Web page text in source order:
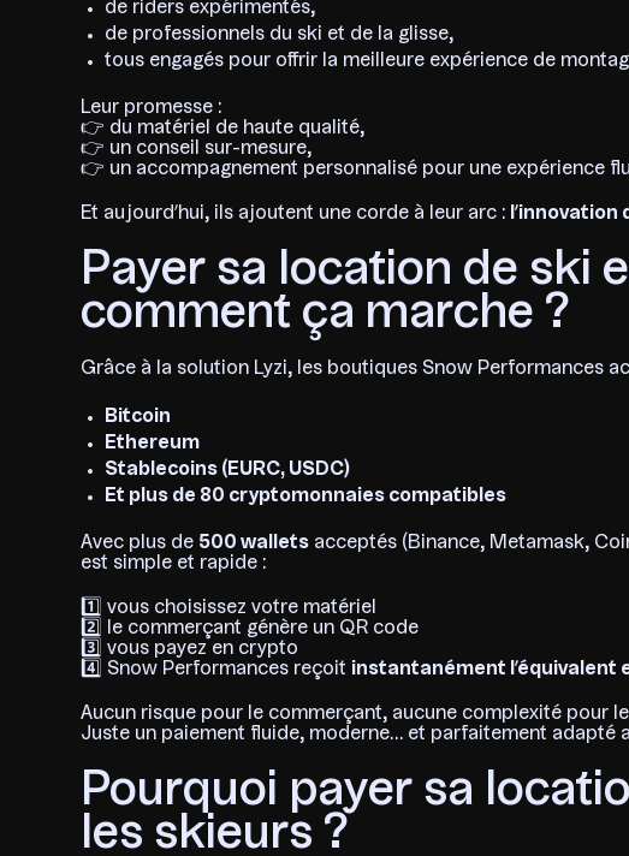
de riders expérimentés,
de professionnels du ski et de la glisse,
tous engagés pour offrir la meilleure expérience de
Leur promesse :
👉 du matériel de haute qualité,
👉 un conseil sur-mesure,
👉 un accompagnement personnalisé pour une expérience
Et aujourd’hui, ils ajoutent une corde à leur arc : l’innovation
Payer sa location de ski
comment ça marche ?
Grâce à la solution Lyzi, les boutiques Snow Performances
Bitcoin
Ethereum
Stablecoins (EURC, USDC)
Et plus de 80 cryptomonnaies compatibles
Avec plus de 500 wallets acceptés (Binance, Metamask,
est simple et rapide :
1️⃣ vous choisissez votre matériel
2️⃣ le commerçant génère un QR code
3️⃣ vous payez en crypto
4️⃣ Snow Performances reçoit instantanément l’équivalent
Aucun risque pour le commerçant, aucune complexité pour
Juste un paiement fluide, moderne… et parfaitement adapté
Pourquoi payer sa
les skieurs ?